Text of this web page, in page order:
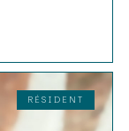
RÉSIDENT